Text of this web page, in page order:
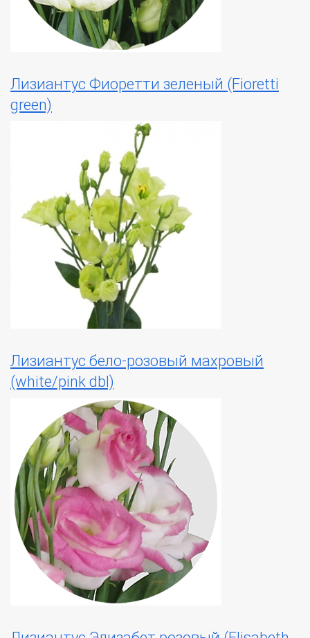
Лизиантус Фиоретти зеленый (Fioretti
green)
Лизиантус бело-розовый махровый
(white/pink dbl)